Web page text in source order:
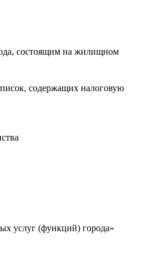
состоящим на жилищном
содержащих налоговую
услуг (функций) города»